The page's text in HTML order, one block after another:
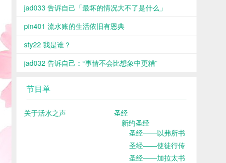
jad033 告诉自己「最坏的情况大不了是什么」
pin401 流水账的生活依旧有恩典
sty22 我是谁？
jad032 告诉自己：“事情不会比想象中更糟”
节目单
关于活水之声
圣经
新约圣经
圣经——以弗所书
圣经——使徒行传
圣经——加拉太书